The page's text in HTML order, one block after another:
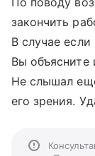
закончить
В случае если
Вы объясните
Не слышал
его зрения.